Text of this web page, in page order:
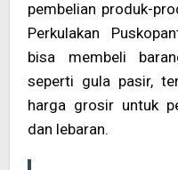
pembelian produk-
Perkulakan
bisa membeli
seperti gula pasir,
harga grosir untuk
dan lebaran.